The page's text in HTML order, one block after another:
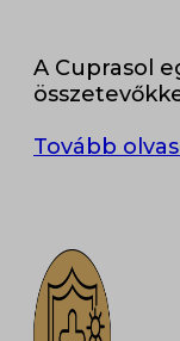
A Cuprasol
Tovább